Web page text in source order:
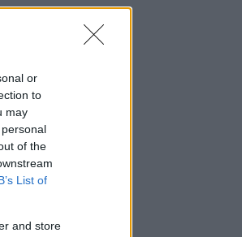
or
to
may
of the
List of
and store